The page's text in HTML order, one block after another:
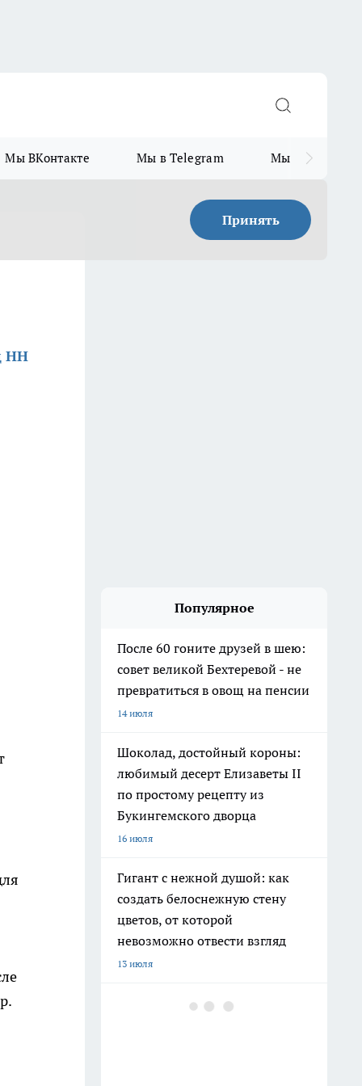
Мы ВКонтакте Мы в Telegram Мы в MAX
Принять
НН
Популярное
После 60 гоните друзей в шею:
совет великой Бехтеревой - не
превратиться в овощ на пенсии
14 июля
Шоколад, достойный короны:
любимый десерт Елизаветы II
по простому рецепту из
Букингемского дворца
16 июля
Гигант с нежной душой: как
создать белоснежную стену
цветов, от которой
невозможно отвести взгляд
13 июля
Эксперты назвали отличный